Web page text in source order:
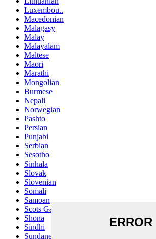
Luxembou..
Macedonian
Malagasy
Malay
Malayalam
Maltese
Maori
Marathi
Mongolian
Burmese
Nepali
Norwegian
Pashto
Persian
Punjabi
Serbian
Sesotho
Sinhala
Slovak
Slovenian
Somali
Samoan
Scots Gaelic
Shona
Sindhi
Sundanese